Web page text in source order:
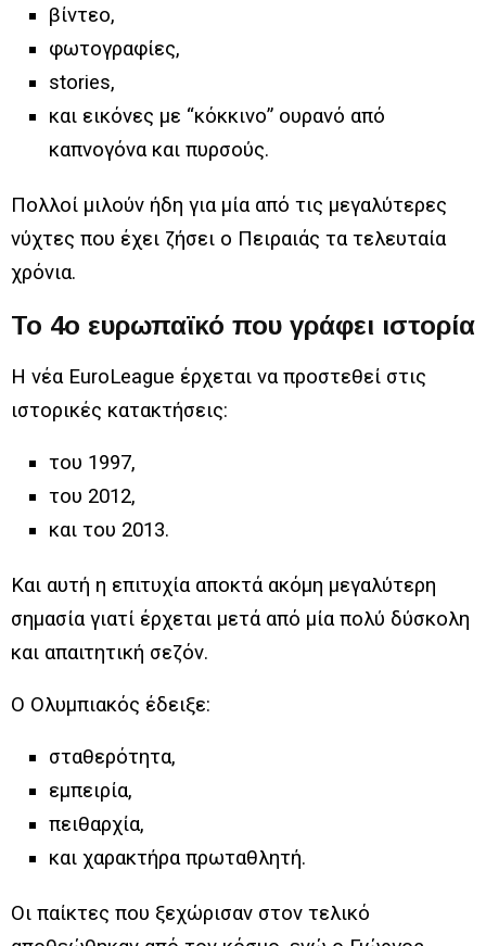
βίντεο,
φωτογραφίες,
stories,
και εικόνες με “κόκκινο” ουρανό από
καπνογόνα και πυρσούς.
Πολλοί μιλούν ήδη για μία από τις μεγαλύτερες
νύχτες που έχει ζήσει ο Πειραιάς τα τελευταία
χρόνια.
Το 4ο ευρωπαϊκό που γράφει ιστορία
Η νέα EuroLeague έρχεται να προστεθεί στις
ιστορικές κατακτήσεις:
του 1997,
του 2012,
και του 2013.
Και αυτή η επιτυχία αποκτά ακόμη μεγαλύτερη
σημασία γιατί έρχεται μετά από μία πολύ δύσκολη
και απαιτητική σεζόν.
Ο Ολυμπιακός έδειξε:
σταθερότητα,
εμπειρία,
πειθαρχία,
και χαρακτήρα πρωταθλητή.
Οι παίκτες που ξεχώρισαν στον τελικό